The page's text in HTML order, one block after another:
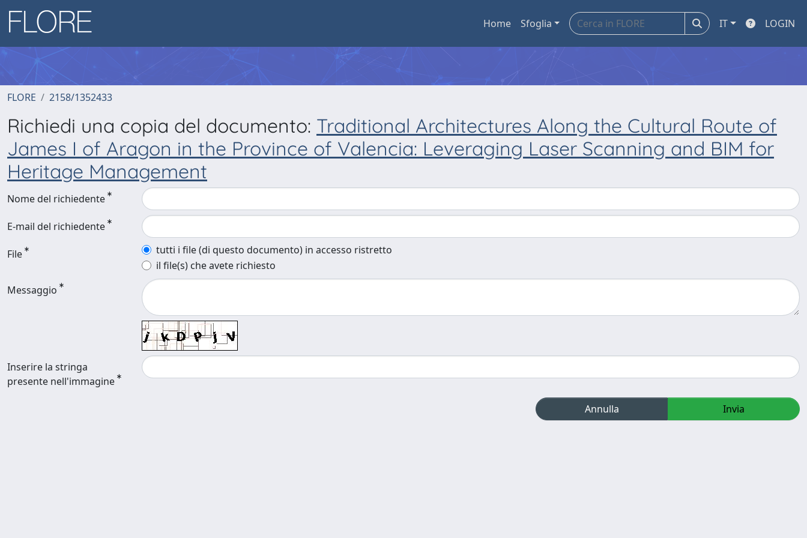
Home Sfoglia IT LOGIN
FLORE 2158/1352433
Richiedi una copia del documento: Traditional Architectures Along the Cultural Route of
James I of Aragon in the Province of Valencia: Leveraging Laser Scanning and BIM for
Heritage Management
Nome del richiedente
E-mail del richiedente
File
tutti i file (di questo documento) in accesso ristretto
il file(s) che avete richiesto
Messaggio
Inserire la stringa
presente nell'immagine
Annulla Invia